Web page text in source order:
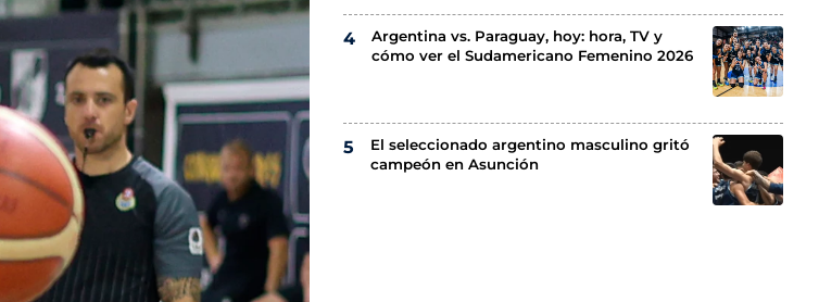
Argentina vs. Paraguay, hoy: hora, TV y
cómo ver el Sudamericano Femenino 2026
El seleccionado argentino masculino gritó
campeón en Asunción